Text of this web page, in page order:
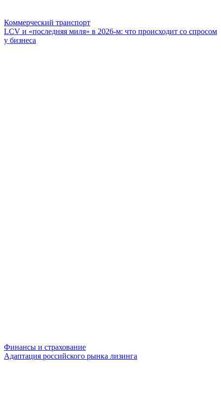
Коммерческий транспорт
LCV и «последняя миля» в 2026-м: что происходит со спросом
у бизнеса
Финансы и страхование
Адаптация российского рынка лизинга